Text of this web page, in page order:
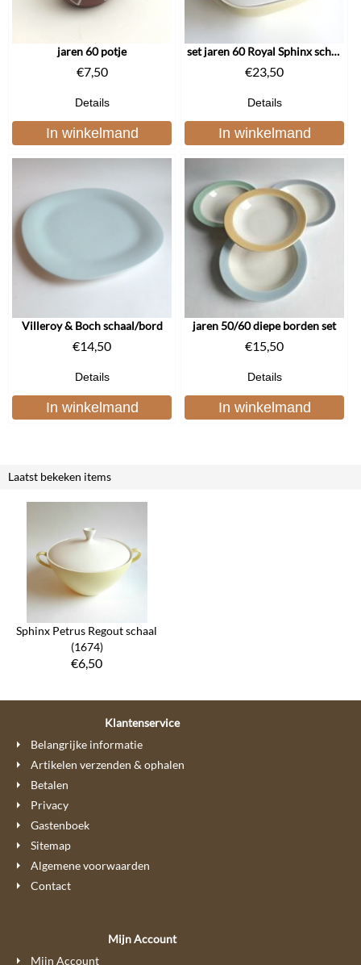
jaren 60 potje
€7,50
Details
In winkelmand
set jaren 60 Royal Sphinx schalen
€23,50
Details
In winkelmand
Villeroy & Boch schaal/bord
€14,50
Details
In winkelmand
jaren 50/60 diepe borden set
€15,50
Details
In winkelmand
Laatst bekeken items
Sphinx Petrus Regout schaal
(1674)
€6,50
Klantenservice
Belangrijke informatie
Artikelen verzenden & ophalen
Betalen
Privacy
Gastenboek
Sitemap
Algemene voorwaarden
Contact
Mijn Account
Mijn Account